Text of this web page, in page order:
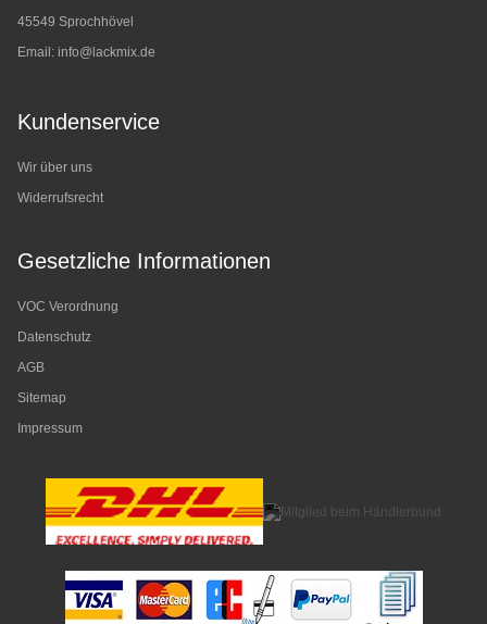
45549 Sprochhövel
Email: info@lackmix.de
Kundenservice
Wir über uns
Widerrufsrecht
Gesetzliche Informationen
VOC Verordnung
Datenschutz
AGB
Sitemap
Impressum